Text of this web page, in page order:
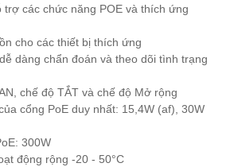
trợ các chức năng POE và thích ứng
cho các thiết bị thích ứng
dàng chẩn đoán và theo dõi tình trạng
chế độ TẮT và chế độ Mở rộng
cổng PoE duy nhất: 15,4W (af), 30W
300W
động rộng -20 - 50°C